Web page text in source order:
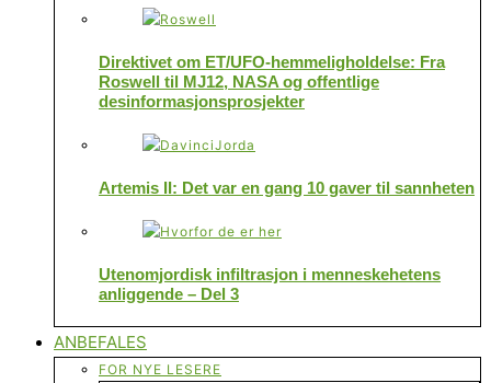
Direktivet om ET/UFO-hemmeligholdelse: Fra
Roswell til MJ12, NASA og offentlige
desinformasjonsprosjekter
Artemis II: Det var en gang 10 gaver til sannheten
Utenomjordisk infiltrasjon i menneskehetens
anliggende – Del 3
ANBEFALES
FOR NYE LESERE